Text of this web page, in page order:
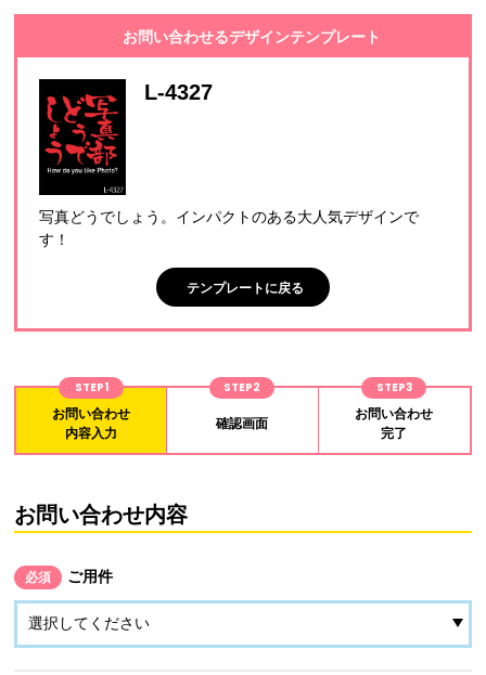
お問い合わせるデザインテンプレート
L-4327
写真どうでしょう。インパクトのある大人気デザインで
す！
テンプレートに戻る
STEP1
お問い合わせ
内容入力
STEP2
確認画面
STEP3
お問い合わせ
完了
お問い合わせ内容
必須 ご用件